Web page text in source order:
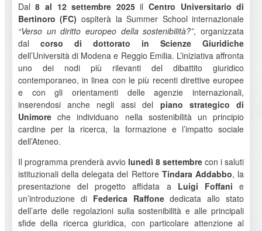
Dal8 al 12 settembre 2025ilCentro Universitario di
Bertinoro (FC) ospiterà la Summer School internazionale
“Verso un diritto europeo della sostenibilità?”, organizzata
dal corso di dottorato in Scienze Giuridiche
dell’Università di Modena e Reggio Emilia. L’iniziativa affronta
uno dei nodi più rilevanti del dibattito giuridico
contemporaneo, in linea con le più recenti direttive europee
e con gli orientamenti delle agenzie internazionali,
inserendosi anche negli assi del piano strategico di
Unimoreche individuano nella sostenibilità un principio
cardine per la ricerca, la formazione e l’impatto sociale
dell’Ateneo.
Il programma prenderà avvio lunedì 8 settembre con i saluti
istituzionali della delegata del Rettore Tindara Addabbo, la
presentazione del progetto affidata a Luigi Foffani e
un’introduzione di Federica Raffonededicata allo stato
dell’arte delle regolazioni sulla sostenibilità e alle principali
sfide della ricerca giuridica, con particolare attenzione al